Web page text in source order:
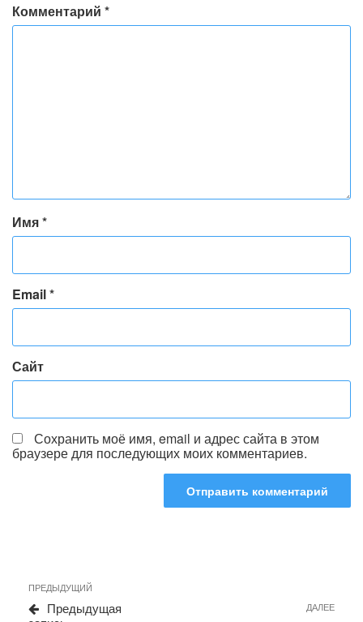
Комментарий *
Имя*
Email*
Сайт
Сохранить моё имя, email и адрес сайта в этом
браузере для последующих моих комментариев.
записям
Предыдущая
запись
ПРЕДЫДУЩИЙ
Предыдущая
ДАЛЕЕ